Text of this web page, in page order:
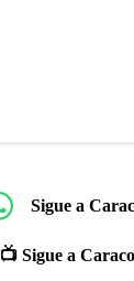
Sigue a
📺 Sigue a